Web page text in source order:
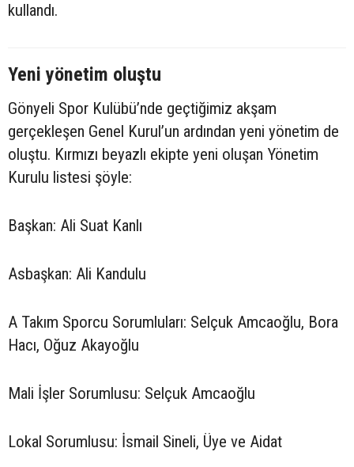
kullandı.
Yeni yönetim oluştu
Gönyeli Spor Kulübü’nde geçtiğimiz akşam
gerçekleşen Genel Kurul’un ardından yeni yönetim de
oluştu. Kırmızı beyazlı ekipte yeni oluşan Yönetim
Kurulu listesi şöyle:
Başkan: Ali Suat Kanlı
Asbaşkan: Ali Kandulu
A Takım Sporcu Sorumluları: Selçuk Amcaoğlu, Bora
Hacı, Oğuz Akayoğlu
Mali İşler Sorumlusu: Selçuk Amcaoğlu
Lokal Sorumlusu: İsmail Sineli, Üye ve Aidat